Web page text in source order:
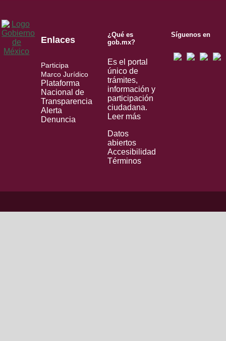
Enlaces
Participa
Marco Jurídico
Plataforma
Nacional de
Transparencia
Alerta
Denuncia
¿Qué es
gob.mx?
Es el portal
único de
trámites,
información y
participación
ciudadana.
Leer más
Datos
abiertos
Accesibilidad
Términos
Síguenos en